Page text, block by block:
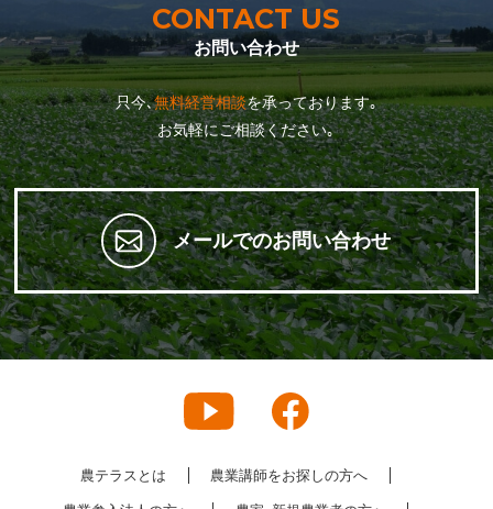
CONTACT US
お問い合わせ
只今､無料経営相談を承っております｡
お気軽にご相談ください｡
メールでのお問い合わせ
農テラスとは 農業講師をお探しの方へ